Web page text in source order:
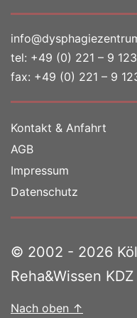
tel: +49 (0) 221 – 9
fax: +49 (0) 221 – 9
Kontakt & Anfahrt
AGB
Impressum
Datenschutz
© 2002 - 2026
Reha&Wissen KDZ
Nach oben ↑